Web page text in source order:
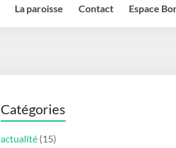
La paroisse Contact Espace
Catégories
actualité (15)